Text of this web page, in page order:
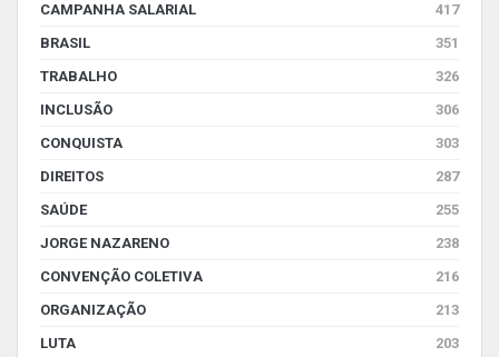
CAMPANHA SALARIAL
417
BRASIL
351
TRABALHO
326
INCLUSÃO
306
CONQUISTA
303
DIREITOS
287
SAÚDE
255
JORGE NAZARENO
238
CONVENÇÃO COLETIVA
216
ORGANIZAÇÃO
213
LUTA
203